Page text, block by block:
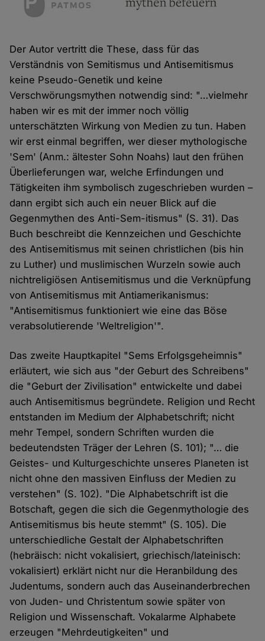
Der Autor vertritt die These, dass für das
Verständnis von Semitismus und Antisemitismus
keine Pseudo-Genetik und keine
Verschwörungsmythen notwendig sind: "…vielmehr
haben wir es mit der immer noch völlig
unterschätzten Wirkung von Medien zu tun. Haben
wir erst einmal begriffen, wer dieser mythologische
'Sem' (Anm.: ältester Sohn Noahs) laut den frühen
Überlieferungen war, welche Erfindungen und
Tätigkeiten ihm symbolisch zugeschrieben wurden –
dann ergibt sich auch ein neuer Blick auf die
Gegenmythen des Anti-Sem-itismus" (S. 31). Das
Buch beschreibt die Kennzeichen und Geschichte
des Antisemitismus mit seinen christlichen (bis hin
zu Luther) und muslimischen Wurzeln sowie auch
nichtreligiösen Antisemitismus und die Verknüpfung
von Antisemitismus mit Antiamerikanismus:
"Antisemitismus funktioniert wie eine das Böse
verabsolutierende 'Weltreligion'".
Das zweite Hauptkapitel "Sems Erfolgsgeheimnis"
erläutert, wie sich aus "der Geburt des Schreibens"
die "Geburt der Zivilisation" entwickelte und dabei
auch Antisemitismus begründete. Religion und Recht
entstanden im Medium der Alphabetschrift; nicht
mehr Tempel, sondern Schriften wurden die
bedeutendsten Träger der Lehren (S. 101); "… die
Geistes- und Kulturgeschichte unseres Planeten ist
nicht ohne den massiven Einfluss der Medien zu
verstehen" (S. 102). "Die Alphabetschrift ist die
Botschaft, gegen die sich die Gegenmythologie des
Antisemitismus bis heute stemmt" (S. 105). Die
unterschiedliche Gestalt der Alphabetschriften
(hebräisch: nicht vokalisiert, griechisch/lateinisch:
vokalisiert) erklärt nicht nur die Heranbildung des
Judentums, sondern auch das Auseinanderbrechen
von Juden- und Christentum sowie später von
Religion und Wissenschaft. Vokalarme Alphabete
erzeugen "Mehrdeutigkeiten" und